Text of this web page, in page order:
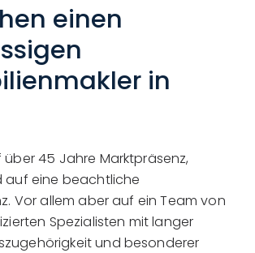
einen
in
45 Jahre Marktpräsenz,
auf eine beachtliche
Vor allem aber auf ein Team von
Spezialisten mit langer
und besonderer